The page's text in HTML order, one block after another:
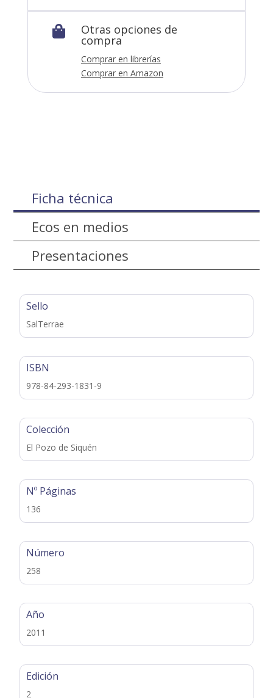
 Otras opciones de
compra
Comprar en librerías
Comprar en Amazon
Ficha técnica
Ecos en medios
Presentaciones
Sello
SalTerrae
ISBN
978-84-293-1831-9
Colección
El Pozo de Siquén
Nº Páginas
136
Número
258
Año
2011
Edición
2